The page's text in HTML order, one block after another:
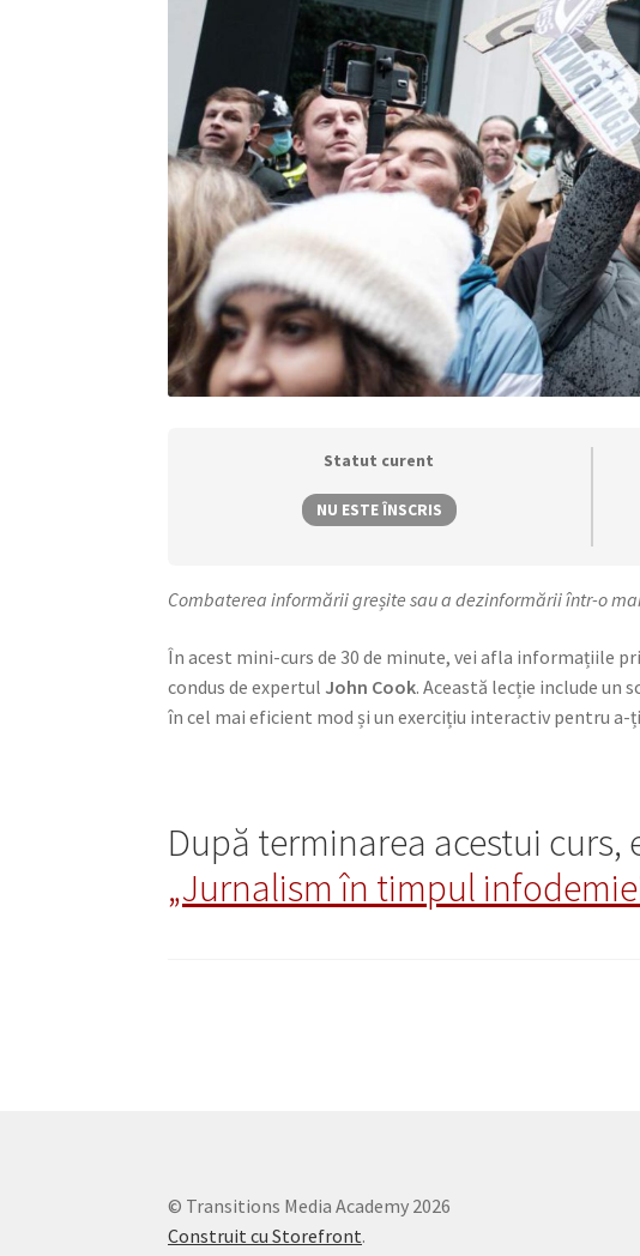
Statut curent
NU ESTE ÎNSCRIS
Combaterea informării greșite sau a dezinformării într-o
În acest mini-curs de 30 de minute, vei afla informațiile
condus de expertul John Cook. Această lecție include un
în cel mai eficient mod și un exercițiu interactiv pentru
După terminarea acestui
„Jurnalism în timpul
© Transitions Media Academy 2026
Construit cu Storefront.